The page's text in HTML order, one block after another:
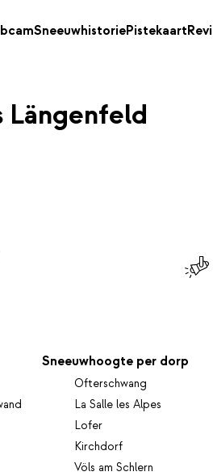
SneeuwhistoriePistekaart
Längenfeld
Sneeuwhoogte per dorp
Ofterschwang
La Salle les Alpes
Lofer
Kirchdorf
Völs am Schlern